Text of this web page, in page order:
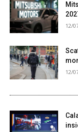
12/
12/